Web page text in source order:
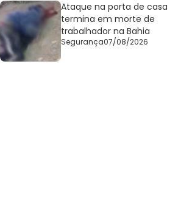
Ataque na porta de casa
termina em morte de
trabalhador na Bahia
Segurança07/08/2026